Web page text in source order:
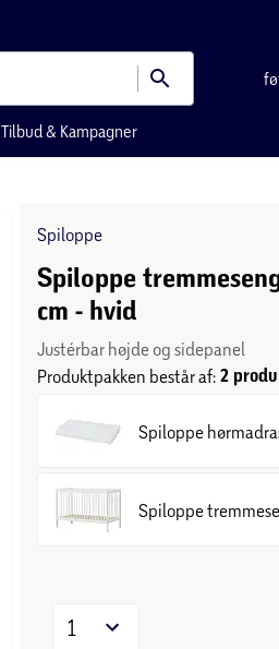
Tilbud & Kampagner
Spiloppe
Spiloppe
cm - hvid
Justérbar højde og sidepanel
Produktpakken består af: 2
Spiloppe
Spiloppe
1